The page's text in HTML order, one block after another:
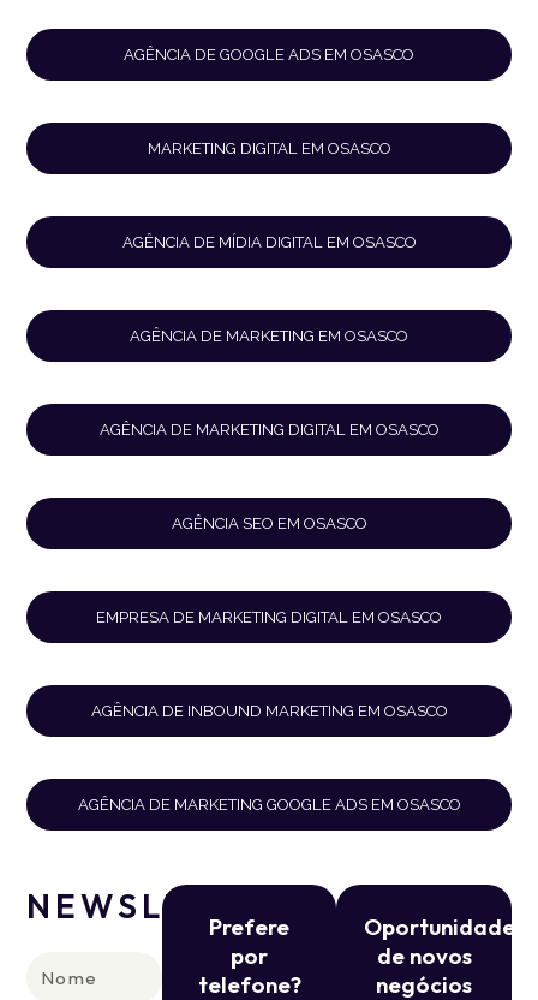
AGÊNCIA DE GOOGLE ADS EM OSASCO
MARKETING DIGITAL EM OSASCO
AGÊNCIA DE MÍDIA DIGITAL EM OSASCO
AGÊNCIA DE MARKETING EM OSASCO
AGÊNCIA DE MARKETING DIGITAL EM OSASCO
AGÊNCIA SEO EM OSASCO
EMPRESA DE MARKETING DIGITAL EM OSASCO
AGÊNCIA DE INBOUND MARKETING EM OSASCO
AGÊNCIA DE MARKETING GOOGLE ADS EM OSASCO
NEWSLETTER
Prefere
por
telefone?
Oportunidade
de novos
negócios